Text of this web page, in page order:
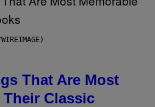
That Are Most
Classic